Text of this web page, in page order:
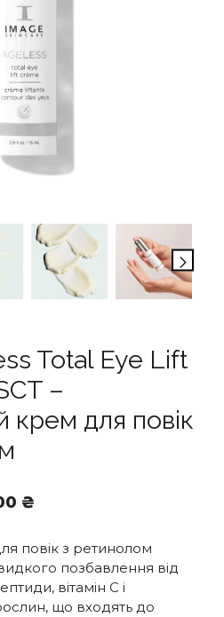
Total Eye Lift
–
крем для повік
₴.
₴
2696,00 ₴.
повік з ретинолом
позбавлення від
вітамін С і
що входять до